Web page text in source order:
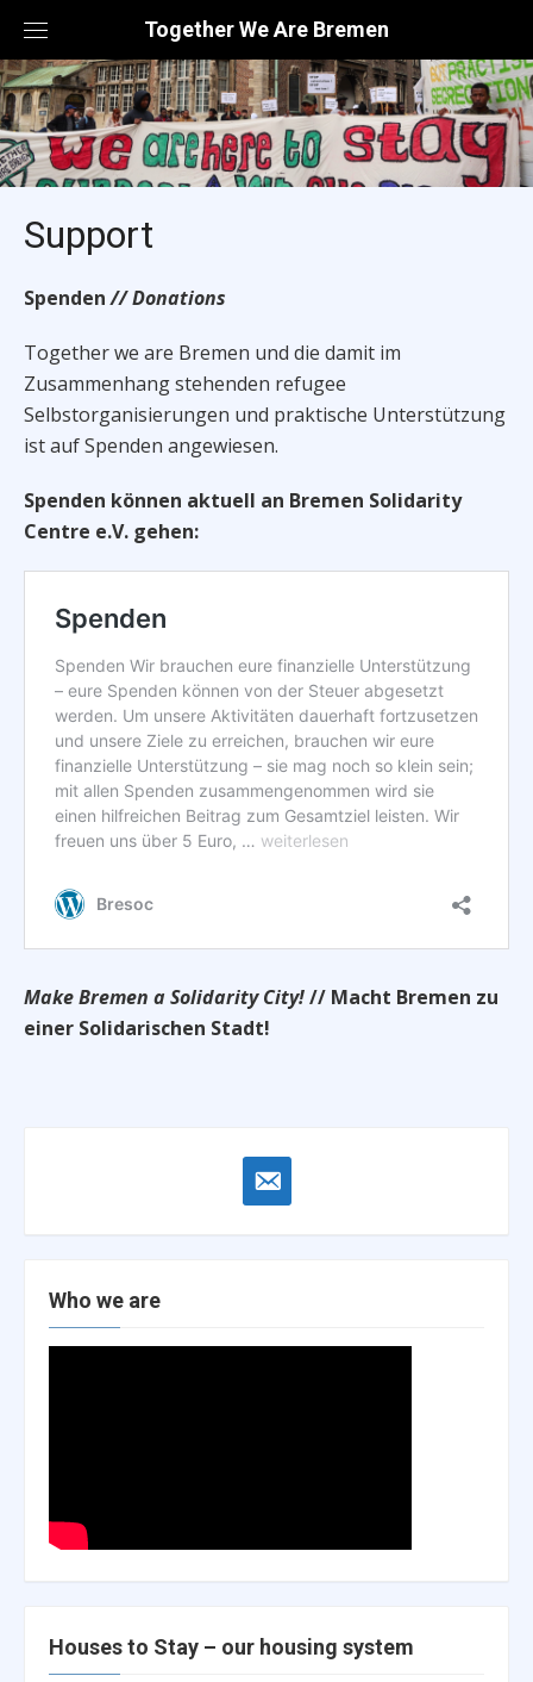
content
Together We Are Bremen
Support
Spenden// Donations
Together we are Bremen und die damit im
Zusammenhang stehenden refugee
Selbstorganisierungen und praktische Unterstützung
ist auf Spenden angewiesen.
Spenden können aktuell an Bremen Solidarity
Centre e.V. gehen:
Make Bremen a Solidarity City!// Macht Bremen zu
einer Solidarischen Stadt!
email-
alt
Who we are
Houses to Stay – our housing system